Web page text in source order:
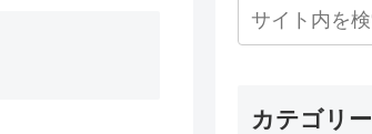
カテゴリー